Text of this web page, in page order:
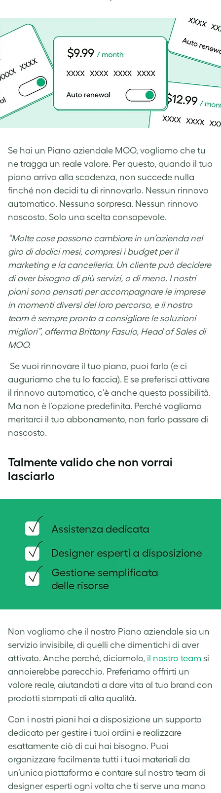
Se hai un Piano aziendale MOO, vogliamo che tu
ne tragga un reale valore. Per questo, quando il tuo
piano arriva alla scadenza, non succede nulla
finché non decidi tu di rinnovarlo. Nessun rinnovo
automatico. Nessuna sorpresa. Nessun rinnovo
nascosto. Solo una scelta consapevole.
“Molte cose possono cambiare in un’azienda nel
giro di dodici mesi, compresi i budget per il
marketing e la cancelleria. Un cliente può decidere
di aver bisogno di più servizi, o di meno. I nostri
piani sono pensati per accompagnare le imprese
in momenti diversi del loro percorso, e il nostro
team è sempre pronto a consigliare le soluzioni
migliori”, afferma Brittany Fasulo, Head of Sales di
MOO.
Se vuoi rinnovare il tuo piano, puoi farlo (e ci
auguriamo che tu lo faccia). E se preferisci attivare
il rinnovo automatico, c’è anche questa possibilità.
Ma non è l’opzione predefinita. Perché vogliamo
meritarci il tuo abbonamento, non farlo passare di
nascosto.
Talmente valido che non vorrai
lasciarlo
Non vogliamo che il nostro Piano aziendale sia un
servizio invisibile, di quelli che dimentichi di aver
attivato. Anche perché, diciamolo, il nostro team si
annoierebbe parecchio. Preferiamo offrirti un
valore reale, aiutandoti a dare vita al tuo brand con
prodotti stampati di alta qualità.
Con i nostri piani hai a disposizione un supporto
dedicato per gestire i tuoi ordini e realizzare
esattamente ciò di cui hai bisogno. Puoi
organizzare facilmente tutti i tuoi materiali da
un’unica piattaforma e contare sul nostro team di
designer esperti ogni volta che ti serve una mano